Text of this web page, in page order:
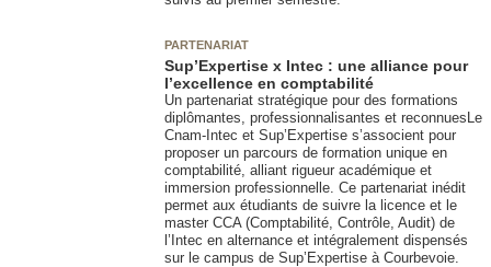
PARTENARIAT
Sup’Expertise x Intec : une alliance pour
l’excellence en comptabilité
Un partenariat stratégique pour des formations
diplômantes, professionnalisantes et reconnuesLe
Cnam-Intec et Sup’Expertise s’associent pour
proposer un parcours de formation unique en
comptabilité, alliant rigueur académique et
immersion professionnelle. Ce partenariat inédit
permet aux étudiants de suivre la licence et le
master CCA (Comptabilité, Contrôle, Audit) de
l’Intec en alternance et intégralement dispensés
sur le campus de Sup’Expertise à Courbevoie.